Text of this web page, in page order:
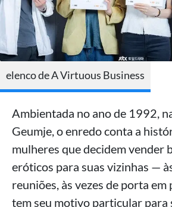
elenco de A Virtuous Business
Ambientada no ano de 1992,
Geumje, o enredo conta a
mulheres que decidem vender
eróticos para suas vizinhas —
reuniões, às vezes de porta em
tem seu motivo particular para